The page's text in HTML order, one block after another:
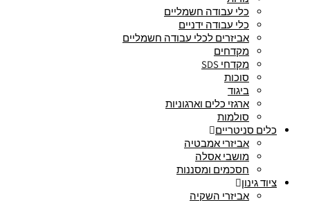
כלי עבודה חשמליים
כלי עבודה ידניים
אביזרים לכלי עבודה חשמליים
מקדחים
מקדחי SDS
סוכות
ביגוד
ארגזי כלים וארגוניות
סולמות
כלים סניטריים
אביזרי אמבטיה
מושבי אסלה
חסכמים ומסננות
ציוד גינון
אביזרי השקיה